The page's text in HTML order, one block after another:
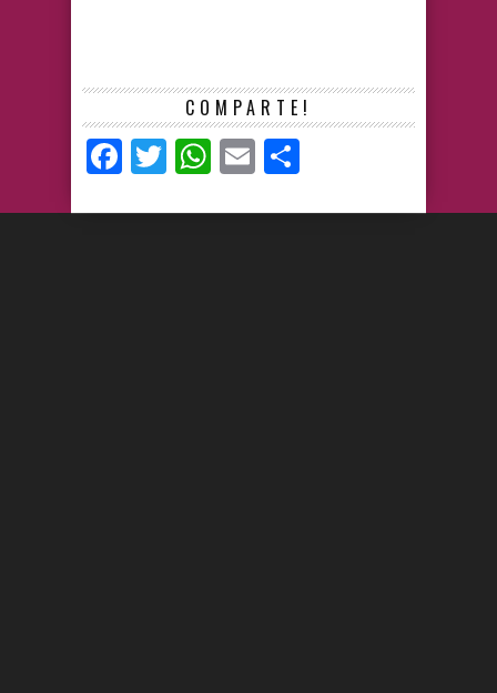
COMPARTE!
Facebook
TwitterWhatsApp
Email